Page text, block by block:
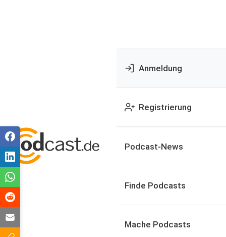
Anmeldung
Registrierung
Podcast-News
Finde Podcasts
Mache Podcasts